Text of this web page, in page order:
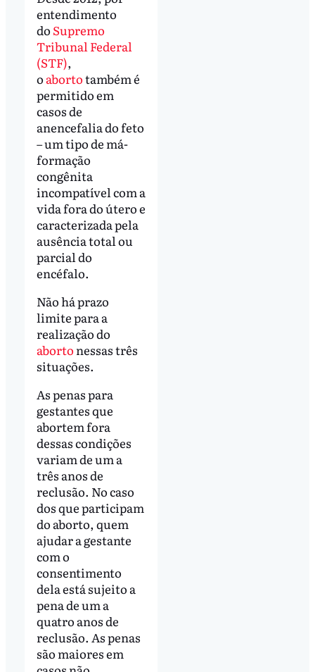
entendimento
do Supremo
Tribunal Federal
(STF),
o abortotambém é
permitido em
casos de
anencefalia do feto
– um tipo de má-
formação
congênita
incompatível com a
vida fora do útero e
caracterizada pela
ausência total ou
parcial do
encéfalo.
Não há prazo
limite para a
realização do
aborto nessas três
situações.
As penas para
gestantes que
abortem fora
dessas condições
variam de um a
três anos de
reclusão. No caso
dos que participam
do aborto, quem
ajudar a gestante
com o
consentimento
dela está sujeito a
pena de um a
quatro anos de
reclusão. As penas
são maiores em